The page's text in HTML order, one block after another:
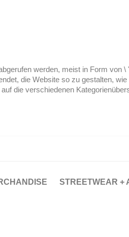
werden, meist in Form von
die Website so zu gestalten,
die verschiedenen
STREETWEAR +